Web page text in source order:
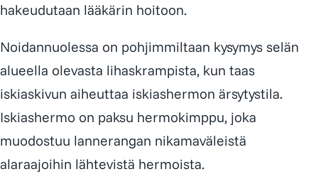
hakeudutaan lääkärin hoitoon.
Noidannuolessa on pohjimmiltaan kysymys selän
alueella olevasta lihaskrampista, kun taas
iskiaskivun aiheuttaa iskiashermon ärsytystila.
Iskiashermo on paksu hermokimppu, joka
muodostuu lannerangan nikamaväleistä
alaraajoihin lähtevistä hermoista.